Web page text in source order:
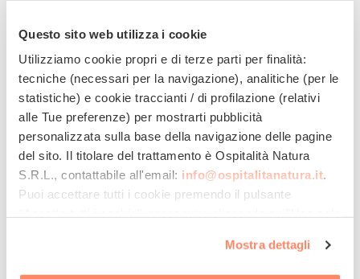
Questo sito web utilizza i cookie
Utilizziamo cookie propri e di terze parti per finalità:
tecniche (necessari per la navigazione), analitiche (per le
statistiche) e cookie traccianti / di profilazione (relativi
alle Tue preferenze) per mostrarti pubblicità
personalizzata sulla base della navigazione delle pagine
del sito. Il titolare del trattamento è Ospitalità Natura
S.R.L., contattabile all'email: info@ospitalitanatura.it.
Puoi accettare tutti i cookie premendo il pulsante
clic su "Personalizza". Al fine di revocare il consenso
prestato e visualizzare le informazioni complete sul
Mostra dettagli
die Sie Ihre Anfrage senden werden
Ankunftstag Abreisetag
Zimmer 1:
Erwachsene
Kinder